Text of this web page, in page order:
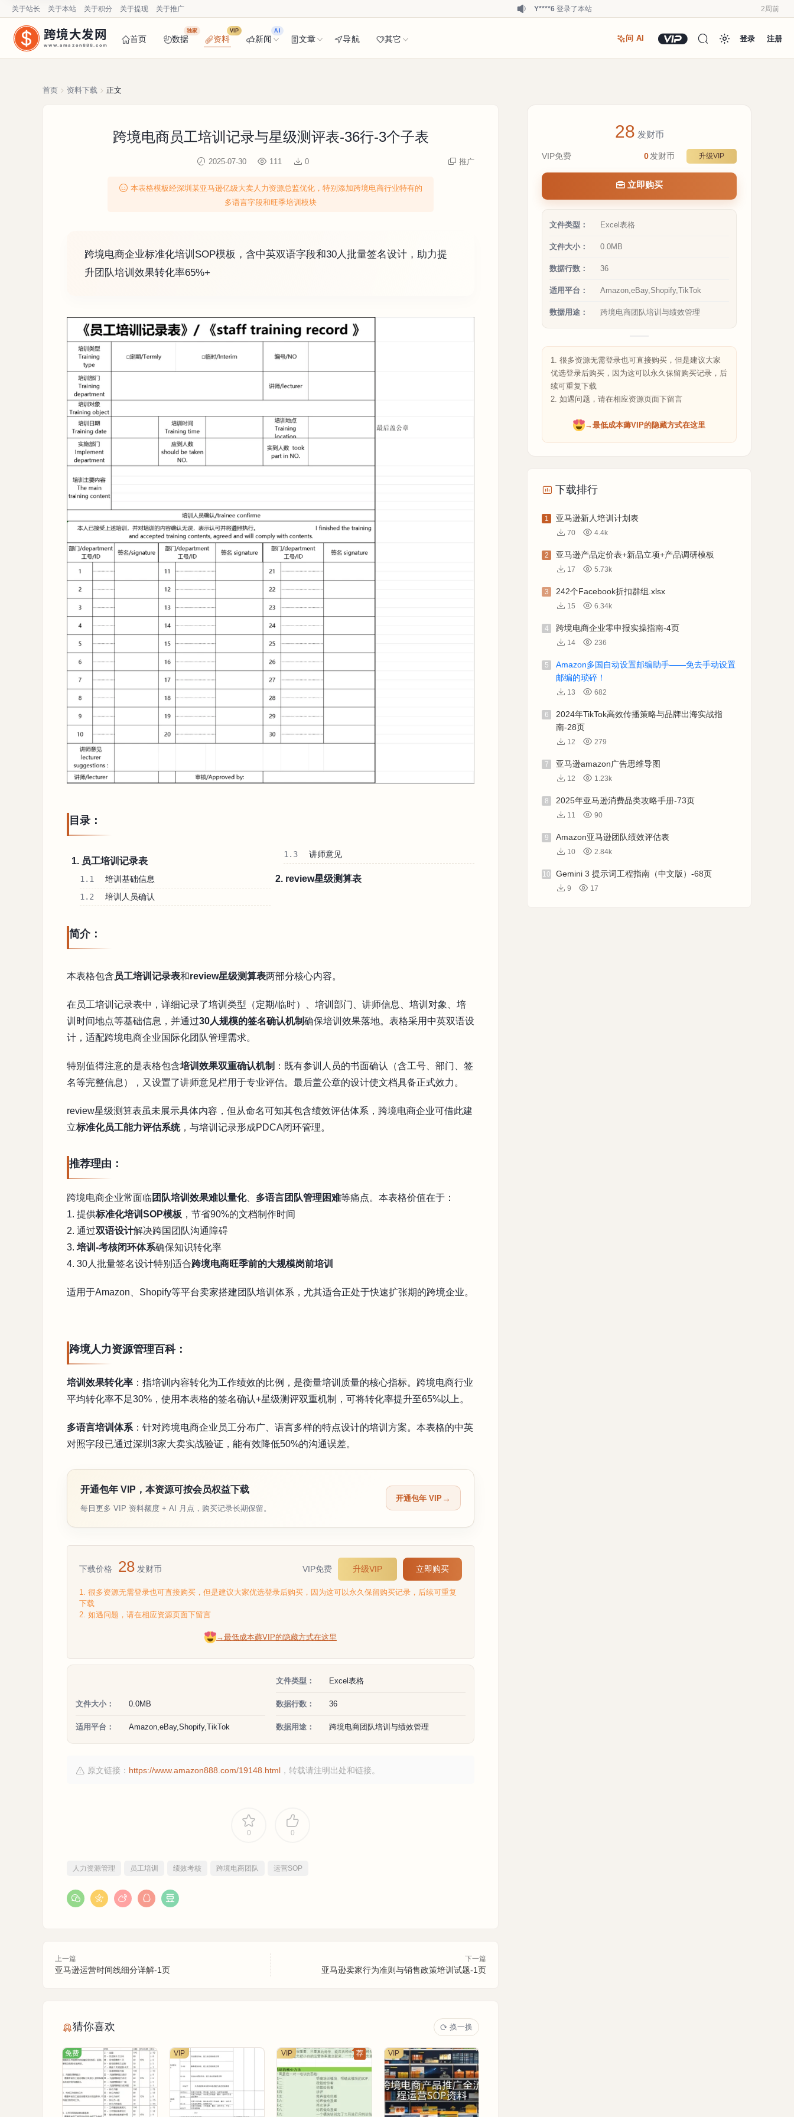
跨境大发网
www.amazon888.com
首页 数据
独家
资料
VIP
新闻
AI
文章 导航 其它 问 AI 登录 注册
关于站长 关于本站 关于积分 关于提现 关于推广 Y****6 登录了本站 2周前
2周前
登录了本站
首页 资料下载 正文
跨境电商员工培训记录与星级测评表-36行-3个子表
2025-07-30 111 0 推广
本表格模板经深圳某亚马逊亿级大卖人力资源总监优化，特别添加跨境电商行业特有的
多语言字段和旺季培训模块
跨境电商企业标准化培训SOP模板，含中英双语字段和30人批量签名设计，助力提
升团队培训效果转化率65%+
目录：
1. 员工培训记录表
1.1
培训基础信息
1.2
培训人员确认
1.3 讲师意见
2. review星级测算表
简介：
本表格包含 员工培训记录表和review星级测算表两部分核心内容。
在员工培训记录表中，详细记录了培训类型（定期/临时）、培训部门、讲师信息、培训对象、培
训时间地点等基础信息，并通过30人规模的签名确认机制确保培训效果落地。表格采用中英双语设
计，适配跨境电商企业国际化团队管理需求。
特别值得注意的是表格包含培训效果双重确认机制 ：既有参训人员的书面确认（含工号、部门、签
名等完整信息），又设置了讲师意见栏用于专业评估。最后盖公章的设计使文档具备正式效力。
review星级测算表虽未展示具体内容，但从命名可知其包含绩效评估体系，跨境电商企业可借此建
立标准化员工能力评估系统，与培训记录形成PDCA闭环管理。
推荐理由：
跨境电商企业常面临 团队培训效果难以量化、 多语言团队管理困难等痛点。本表格价值在于：
1. 提供标准化培训SOP模板 ，节省90%的文档制作时间
2. 通过双语设计解决跨国团队沟通障碍
3. 培训-考核闭环体系确保知识转化率
4. 30人批量签名设计特别适合跨境电商旺季前的大规模岗前培训
适用于Amazon、Shopify等平台卖家搭建团队培训体系，尤其适合正处于快速扩张期的跨境企业。
跨境人力资源管理百科：
培训效果转化率 ：指培训内容转化为工作绩效的比例，是衡量培训质量的核心指标。跨境电商行业
平均转化率不足30%，使用本表格的签名确认+星级测评双重机制，可将转化率提升至65%以上。
多语言培训体系 ：针对跨境电商企业员工分布广、语言多样的特点设计的培训方案。本表格的中英
对照字段已通过深圳3家大卖实战验证，能有效降低50%的沟通误差。
开通包年 VIP，本资源可按会员权益下载
每日更多 VIP 资料额度 + AI 月点，购买记录长期保留。
开通包年 VIP
下载价格 28 发财币 VIP免费 升级VIP 立即购买
1. 很多资源无需登录也可直接购买，但是建议大家优选登录后购买，因为这可以永久保留购买记录，后续可重复
下载
2. 如遇问题，请在相应资源页面下留言
→最低成本薅VIP的隐藏方式在这里
文件类型： Excel表格
文件大小： 0.0MB 数据行数： 36
适用平台： Amazon,eBay,Shopify,TikTok 数据用途： 跨境电商团队培训与绩效管理
原文链接： https://www.amazon888.com/19148.html ，转载请注明出处和链接。
0 0
人力资源管理 员工培训 绩效考核 跨境电商团队 运营SOP
上一篇
亚马逊运营时间线细分详解-1页
下一篇
亚马逊卖家行为准则与销售政策培训试题-1页
猜你喜欢 换一换
免费 VIP VIP 荐 VIP
28 发财币
VIP免费 升级VIP
0发财币
立即购买
文件类型： Excel表格
文件大小： 0.0MB
数据行数： 36
适用平台： Amazon,eBay,Shopify,TikTok
数据用途： 跨境电商团队培训与绩效管理
1. 很多资源无需登录也可直接购买，但是建议大家
优选登录后购买，因为这可以永久保留购买记录，后
续可重复下载
2. 如遇问题，请在相应资源页面下留言
→最低成本薅VIP的隐藏方式在这里
下载排行
1 亚马逊新人培训计划表
70 4.4k
2 亚马逊产品定价表+新品立项+产品调研模板
17 5.73k
3 242个Facebook折扣群组.xlsx
15 6.34k
4 跨境电商企业零申报实操指南-4页
14 236
5
Amazon多国自动设置邮编助手——免去手动设置
邮编的琐碎！
13 682
6
2024年TikTok高效传播策略与品牌出海实战指
南-28页
12 279
7 亚马逊amazon广告思维导图
12 1.23k
8 2025年亚马逊消费品类攻略手册-73页
11 90
9 Amazon亚马逊团队绩效评估表
10 2.84k
10 Gemini 3 提示词工程指南（中文版）-68页
9 17